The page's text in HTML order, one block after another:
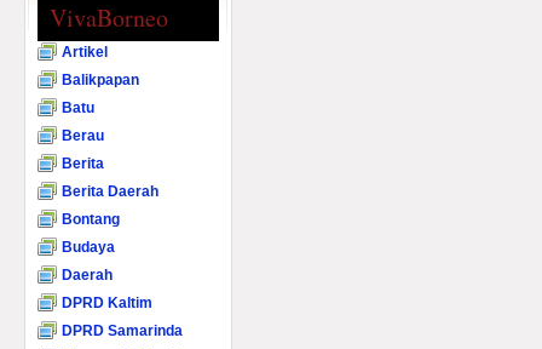
VivaBorneo
Artikel
Balikpapan
Batu
Berau
Berita
Berita Daerah
Bontang
Budaya
Daerah
DPRD Kaltim
DPRD Samarinda